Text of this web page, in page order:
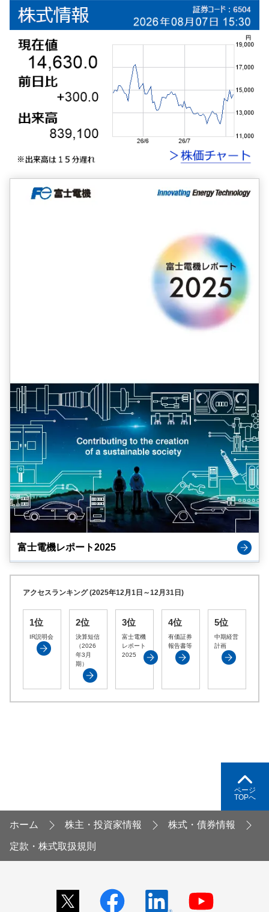
富士電機レポート2025
アクセスランキング (2025年12月1日～12月31日)
1位
IR説明会
2位
決算短信
（2026
年3月
期）
3位
富士電機
レポート
2025
4位
有価証券
報告書等
5位
中期経営
計画
ページ
TOPへ
ホーム 株主・投資家情報 株式・債券情報
定款・株式取扱規則